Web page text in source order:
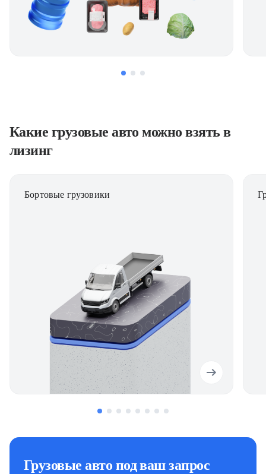
Какие грузовые авто можно взять в
лизинг
Бортовые грузовики
Грузовые авто под ваш запрос